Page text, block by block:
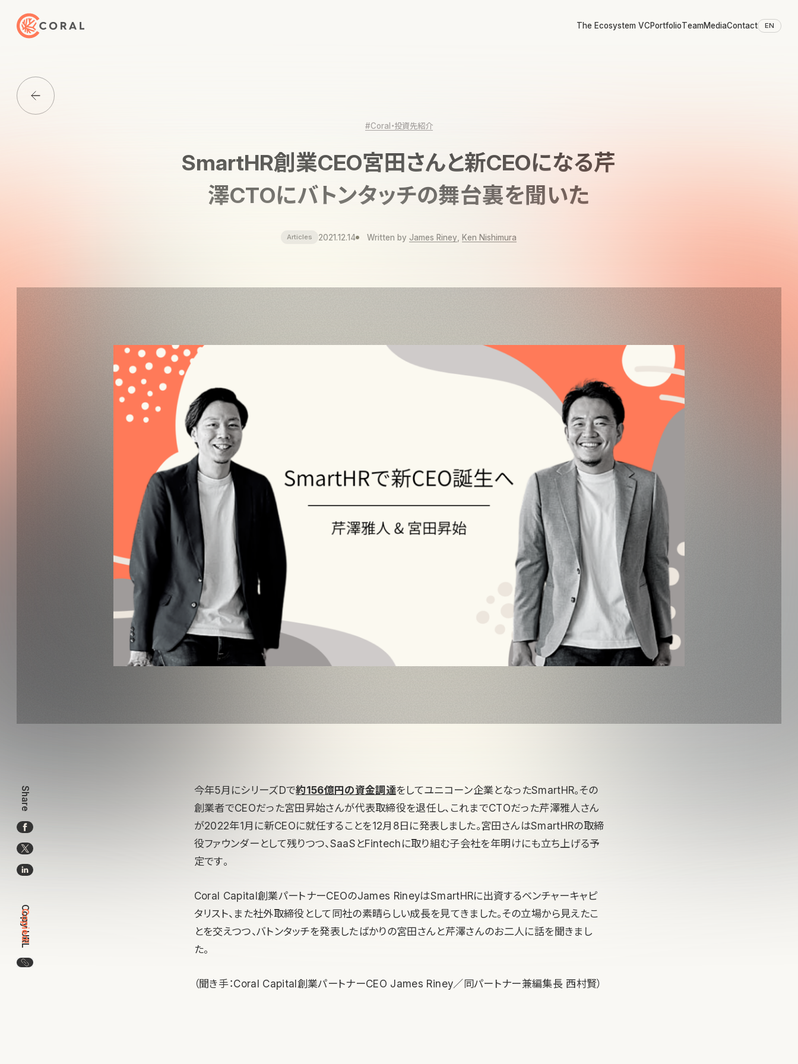
トップページへ戻る
The Ecosystem VCPortfolioTeamMediaContact EN
Media一覧に戻る
#Coral・投資先紹介
SmartHR創業CEO宮田さんと新CEOになる芹
澤CTOにバトンタッチの舞台裏を聞いた
Articles 2021.12.14 Written byJames Riney ,Ken Nishimura
Share
Copy URL
Copied!
この記事のURLをコピー
今年5月にシリーズDで約156億円の資金調達をしてユニコーン企業となったSmartHR。その
創業者でCEOだった宮田昇始さんが代表取締役を退任し、これまでCTOだった芹澤雅人さん
が2022年1月に新CEOに就任することを12月8日に発表しました。宮田さんはSmartHRの取締
役ファウンダーとして残りつつ、SaaSとFintechに取り組む子会社を年明けにも立ち上げる予
定です。
Coral Capital創業パートナーCEOのJames RineyはSmartHRに出資するベンチャーキャピ
タリスト、また社外取締役として同社の素晴らしい成長を見てきました。その立場から見えたこ
とを交えつつ、バトンタッチを発表したばかりの宮田さんと芹澤さんのお二人に話を聞きまし
た。
（聞き手：Coral Capital創業パートナーCEO James Riney／同パートナー兼編集長 西村賢）